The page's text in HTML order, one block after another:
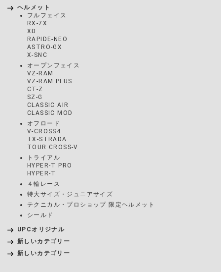
ヘルメット
フルフェイス
RX-7X
XD
RAPIDE-NEO
ASTRO-GX
X-SNC
オープンフェイス
VZ-RAM
VZ-RAM PLUS
CT-Z
SZ-G
CLASSIC AIR
CLASSIC MOD
オフロード
V-CROSS4
TX-STRADA
TOUR CROSS-V
トライアル
HYPER-T PRO
HYPER-T
４輪レース
特大サイズ・ジュニアサイズ
テクニカル・プロショップ 限定ヘルメット
シールド
UPCオリジナル
新しいカテゴリー
新しいカテゴリー